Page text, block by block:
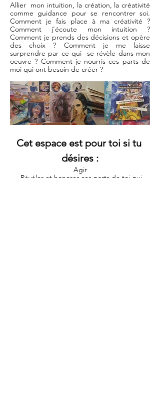
Allier  mon intuition, la création, la créativité
comme guidance pour se rencontrer soi.
Comment je fais place à ma créativité ?
Comment j'écoute mon intuition ?
Comment je prends des décisions et opère
des choix ? Comment je me laisse
surprendre par ce qui  se révèle dans mon
oeuvre ? Comment je nourris ces parts de
moi qui ont besoin de créer ?
Cet espace est pour toi si tu
désires :
Agir
· Révéler et honorer ces parts de toi qui